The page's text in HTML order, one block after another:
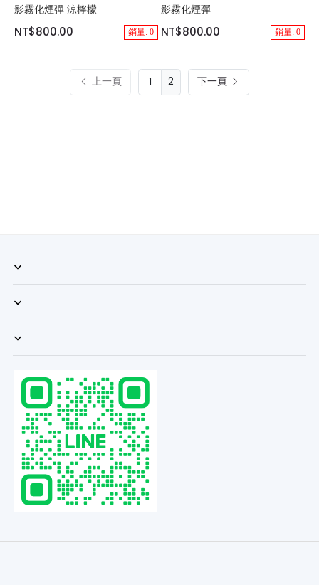
影霧化煙彈 涼檸檬
NT$800.00 銷量: 0
影霧化煙彈
NT$800.00 銷量: 0
上一頁 2 下一頁